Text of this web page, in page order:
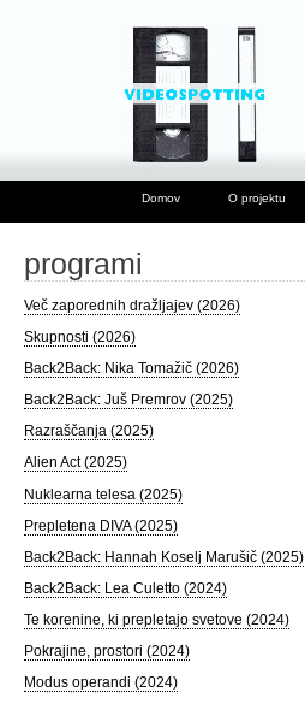
Domov O projektu
programi
Več zaporednih dražljajev (2026)
Skupnosti (2026)
Back2Back: Nika Tomažič (2026)
Back2Back: Juš Premrov (2025)
Razraščanja (2025)
Alien Act (2025)
Nuklearna telesa (2025)
Prepletena DIVA (2025)
Back2Back: Hannah Koselj Marušič (2025)
Back2Back: Lea Culetto (2024)
Te korenine, ki prepletajo svetove (2024)
Pokrajine, prostori (2024)
Modus operandi (2024)